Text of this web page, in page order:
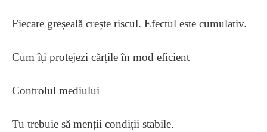
Fiecare greșeală crește riscul. Efectul este cumulativ.
Cum îți protejezi cărțile în mod eficient
Controlul mediului
Tu trebuie să menții condiții stabile.